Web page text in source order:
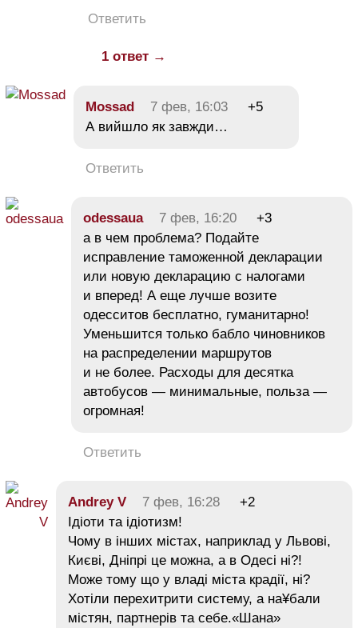
Ответить
1 ответ →
Mossad 7 фев, 16:03
+5
А вийшло як завжди…
Ответить
odessaua 7 фев, 16:20
+3
а в чем проблема? Подайте
исправление таможенной декларации
или новую декларацию с налогами
и вперед! А еще лучше возите
одесситов бесплатно, гуманитарно!
Уменьшится только бабло чиновников
на распределении маршрутов
и не более. Расходы для десятка
автобусов — минимальные, польза —
огромная!
Ответить
Andrey V 7 фев, 16:28
+2
Ідіоти та ідіотизм!
Чому в інших містах, наприклад у Львові,
Києві, Дніпрі це можна, а в Одесі ні?!
Може тому що у владі міста крадії, ні?
Хотіли перехитрити систему, а на¥бали
містян, партнерів та себе.«Шана»